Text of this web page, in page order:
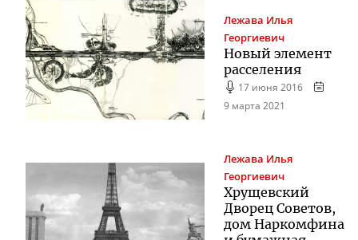
Лежава Илья
Георгиевич
Новый элемент
расселения
17 июня 2016
9 марта 2021
Лежава Илья
Георгиевич
Хрущевский
Дворец Советов,
дом Наркомфина